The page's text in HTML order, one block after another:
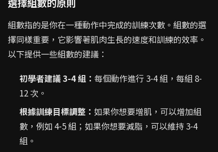
組數指的是你在一種動作中完成的訓練次數。組數的選
擇同樣重要，它影響著肌肉生長的速度和訓練的效率。
以下提供一些組數的建議：
初學者建議 3-4 組： 每個動作進行 3-4 組，每組 8-
12 次。
根據訓練目標調整： 如果你想要增肌，可以增加組
數，例如 4-5 組；如果你想要減脂，可以維持 3-4
組。